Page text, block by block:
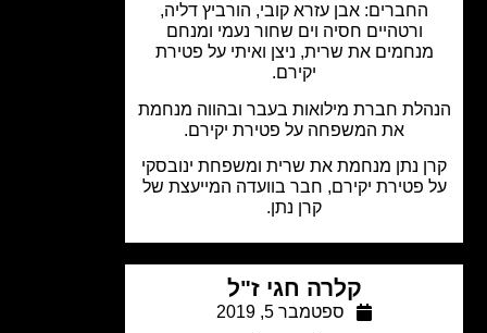
החברים: אבן עזרא קובי, הורביץ דליה,
ורטהיים חסיה וים שחור נעמי ומנחם
את שרית, ניצן ואיתי על פטירת
חברת מילואות בעבר ובהווה מנחמת
את המשפחה על פטירת יקירם.
נתן מנחמת את שרית ומשפחת ינובסקי
פטירת יקירם, חבר בוועדה המייעצת של
קלרה חגי ז"ל
ספטמבר 5, 2019